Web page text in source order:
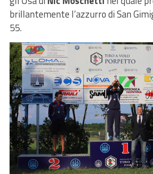
brillantemente l’azzurro di San
55.